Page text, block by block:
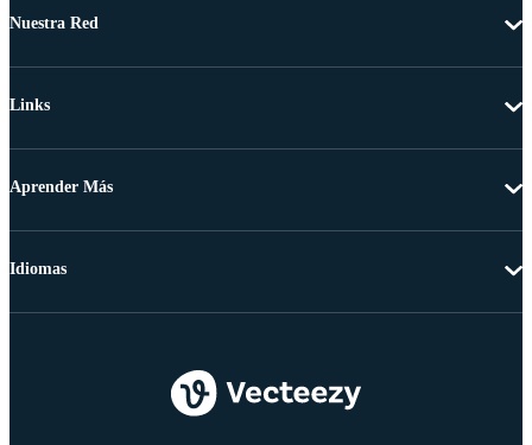
Nuestra Red
Links
Aprender Más
Idiomas